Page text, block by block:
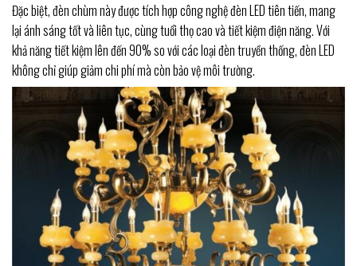
Đặc biệt, đèn chùm này được tích hợp công nghệ đèn LED tiên tiến, mang
lại ánh sáng tốt và liên tục, cùng tuổi thọ cao và tiết kiệm điện năng. Với
khả năng tiết kiệm lên đến 90% so với các loại đèn truyền thống, đèn LED
không chỉ giúp giảm chi phí mà còn bảo vệ môi trường.